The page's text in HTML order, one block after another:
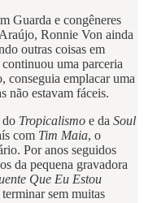
Guarda e congêneres
Ronnie Von ainda
outras coisas em
uma parceria
conseguia emplacar uma
não estavam fáceis.
do Tropicalismo e da Soul
com Tim Maia, o
Por anos seguidos
da pequena gravadora
Que Eu Estou
sem muitas